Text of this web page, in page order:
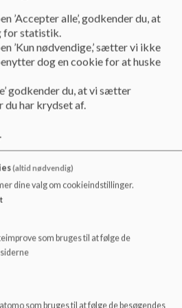
i to huse - det sorte hus (4.-6.
værksteder for alle). De er
og spil, kreativt værksted,
computere og i det Gule hus har
space og it-værksted.
på den nordlige side af
fælles med Langebjerg SFO
skolens udeareal, hal og
klubben er bakket og
for boldspil og adgang til
mål og indholdsbeskrivelse,
SFO II:
’Accepter alle’, godkender du, at
for statistik.
’Kun nødvendige,’ sætter vi ikke
dog en cookie for at huske
godkender du, at vi sætter
har krydset af.
.
(altid nødvendig)
dine valg om cookieindstillinger.
som bruges til at følge de
som bruges til at følge de besøgendes